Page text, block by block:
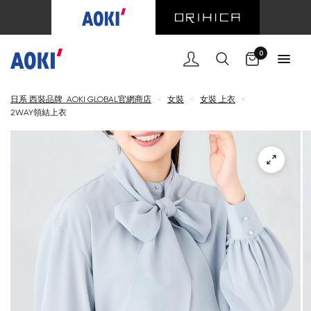
0
日系 西裝品牌 AOKI GLOBAL官網商店 < 女裝 < 女裝 上衣
<
2WAY領結上衣
購物車